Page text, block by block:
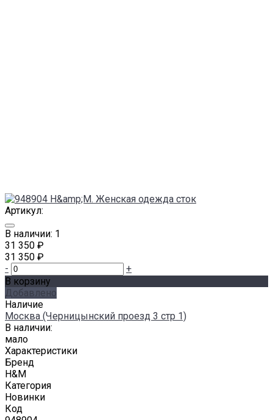
Артикул:
В наличии: 1
31 350 ₽
31 350 ₽
-
+
В корзину
Добавлено
Наличие
Москва (Черницынский проезд 3 стр 1)
В наличии:
мало
Характеристики
Бренд
H&M
Категория
Новинки
Код